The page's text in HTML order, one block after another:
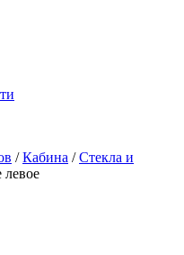
/ Кабина / Стекла и